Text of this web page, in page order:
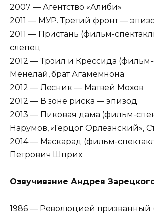
2007 — Агентство «Алиби»
2011 — МУР. Третий фронт —
2011 — Пристань (фильм-
слепец
2012 — Троил и Крессида
Менелай, брат Агамемнона
2012 — Лесник — Матвей Мохов
2012 — В зоне риска — эпизод
2013 — Пиковая дама (фильм-
Нарумов, «Герцог Орлеанский»,
2014 — Маскарад (фильм-
Петрович Шприх
Озвучивание Андрея
1986 — Революцией призванный